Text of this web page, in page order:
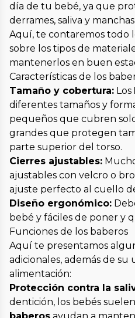
día de tu bebé, ya que
derrames, saliva y
Aquí, te contaremos todo
sobre los tipos de
mantenerlos en buen
Características de los
Tamaño y cobertura: Los
diferentes tamaños y
pequeños que cubren
grandes que protegen
parte superior del torso.
Cierres ajustables:
ajustables con velcro o
ajuste perfecto al cuello
Diseño ergonómico:
bebé y fáciles de poner y
Funciones de los baberos
Aquí te presentamos
adicionales, además de su
alimentación:
Protección contra la
dentición, los bebés